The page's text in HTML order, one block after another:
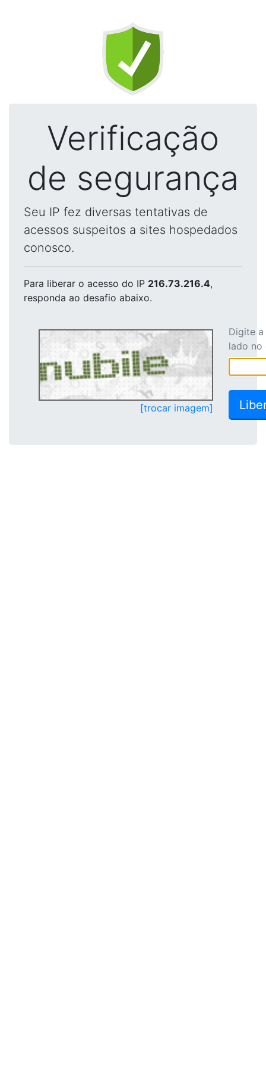
Verificação
de segurança
Seu IP fez diversas tentativas de
acessos suspeitos a sites hospedados
conosco.
Para liberar o acesso do IP 216.73.216.4,
responda ao desafio abaixo.
[trocar imagem]
Digite
lado no